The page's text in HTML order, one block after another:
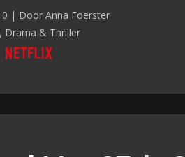
| Door Anna Foerster
Drama & Thriller